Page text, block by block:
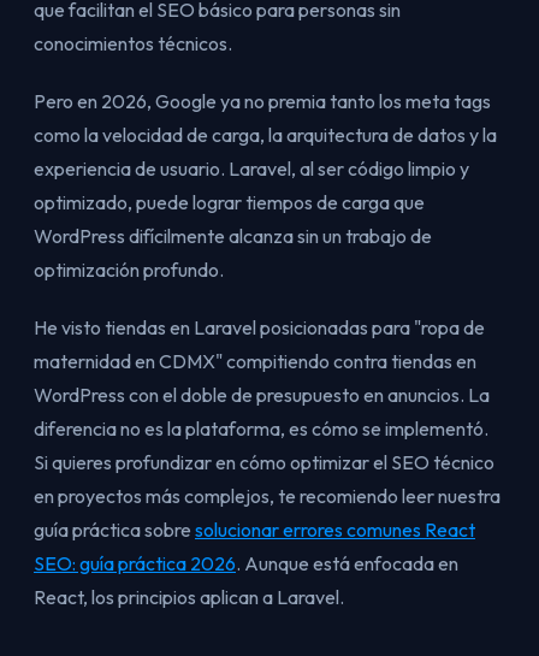
que facilitan el SEO básico para personas sin
conocimientos técnicos.
Pero en 2026, Google ya no premia tanto los meta tags
como la velocidad de carga, la arquitectura de datos y la
experiencia de usuario. Laravel, al ser código limpio y
optimizado, puede lograr tiempos de carga que
WordPress difícilmente alcanza sin un trabajo de
optimización profundo.
He visto tiendas en Laravel posicionadas para "ropa de
maternidad en CDMX" compitiendo contra tiendas en
WordPress con el doble de presupuesto en anuncios. La
diferencia no es la plataforma, es cómo se implementó.
Si quieres profundizar en cómo optimizar el SEO técnico
en proyectos más complejos, te recomiendo leer nuestra
guía práctica sobre solucionar errores comunes React
SEO: guía práctica 2026. Aunque está enfocada en
React, los principios aplican a Laravel.